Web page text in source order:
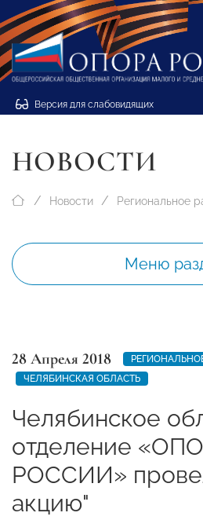
Версия для слабовидящих
НОВОСТИ
Новости Региональное
Меню
28 Апреля 2018
ЧЕЛЯБИНСКАЯ ОБЛАСТЬ
Челябинское
отделение
РОССИИ»
акцию"